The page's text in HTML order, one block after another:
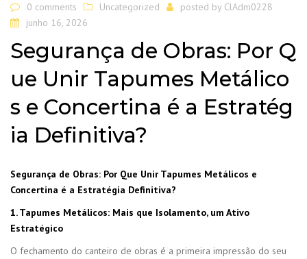
0 comments Uncategorized posted by ClAdm0228
junho 16, 2026
Segurança de Obras: Por Q
ue Unir Tapumes Metálico
s e Concertina é a Estratég
ia Definitiva?
Segurança de Obras: Por Que Unir Tapumes Metálicos e
Concertina é a Estratégia Definitiva?
1. Tapumes Metálicos: Mais que Isolamento, um Ativo
Estratégico
O fechamento do canteiro de obras é a primeira impressão do seu